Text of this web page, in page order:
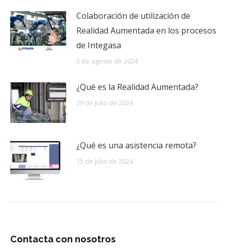
Colaboración de utilización de
Realidad Aumentada en los procesos
de Integasa
5 de agosto de 2024
¿Qué es la Realidad Aumentada?
29 de julio de 2024
¿Qué es una asistencia remota?
15 de julio de 2024
Contacta con nosotros